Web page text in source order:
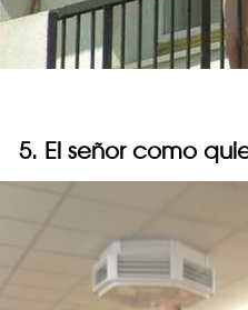
5. El señor como